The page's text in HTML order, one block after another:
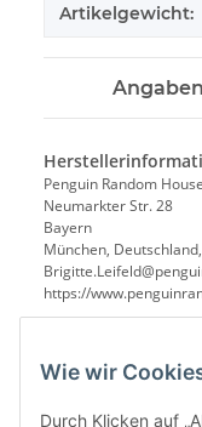
Wie wir
Durch Klicken auf
Artikelgewicht:
Penguin Random
Neumarkter Str. 28
Bayern
München,
https://